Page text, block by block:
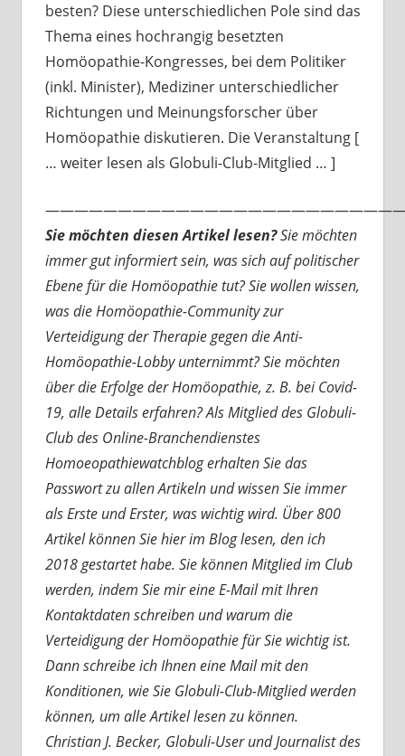
besten? Diese unterschiedlichen Pole sind das
Thema eines hochrangig besetzten
Homöopathie-Kongresses, bei dem Politiker
(inkl. Minister), Mediziner unterschiedlicher
Richtungen und Meinungsforscher über
Homöopathie diskutieren. Die Veranstaltung [
… weiter lesen als Globuli-Club-Mitglied … ]
Sie möchten diesen Artikel lesen?Sie möchten
immer gut informiert sein, was sich auf politischer
Ebene für die Homöopathie tut? Sie wollen wissen,
was die Homöopathie-Community zur
Verteidigung der Therapie gegen die Anti-
Homöopathie-Lobby unternimmt? Sie möchten
über die Erfolge der Homöopathie, z. B. bei Covid-
19, alle Details erfahren? Als Mitglied des Globuli-
Club des Online-Branchendienstes
Homoeopathiewatchblog erhalten Sie das
Passwort zu allen Artikeln und wissen Sie immer
als Erste und Erster, was wichtig wird. Über 800
Artikel können Sie hier im Blog lesen, den ich
2018 gestartet habe. Sie können Mitglied im Club
werden, indem Sie mir eine E-Mail mit Ihren
Kontaktdaten schreiben und warum die
Verteidigung der Homöopathie für Sie wichtig ist.
Dann schreibe ich Ihnen eine Mail mit den
Konditionen, wie Sie Globuli-Club-Mitglied werden
können, um alle Artikel lesen zu können.
Christian J. Becker, Globuli-User und Journalist des